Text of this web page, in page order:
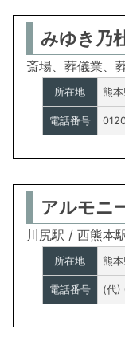
みゆき乃
斎場、葬儀業、
所在地 熊
電話番号
アルモニ
川尻駅 / 西熊本
所在地 熊
電話番号 (代)